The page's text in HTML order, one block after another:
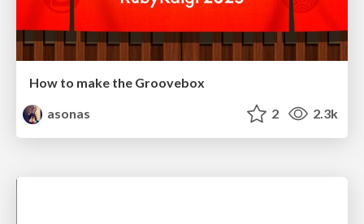
How to make the Groovebox
asonas
2 2.3k